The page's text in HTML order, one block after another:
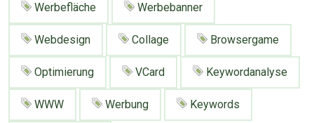
Werbefläche Werbebanner
Webdesign Collage Browsergame
Optimierung VCard Keywordanalyse
WWW Werbung Keywords